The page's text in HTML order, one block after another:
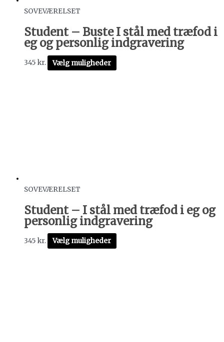
SOVEVÆRELSET
Student – Buste I stål med træfod i
eg og personlig indgravering
345 kr. Vælg muligheder
SOVEVÆRELSET
Student – I stål med træfod i eg og
personlig indgravering
345 kr. Vælg muligheder